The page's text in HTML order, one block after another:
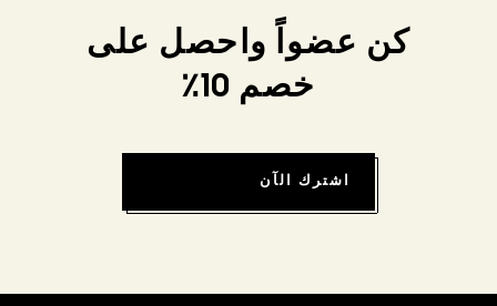
كن عضواً واحصل على
خصم 10٪
اشترك الآن